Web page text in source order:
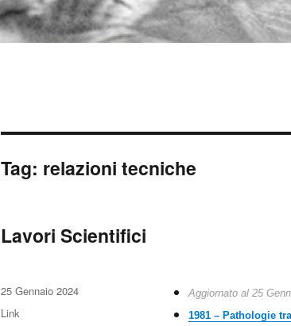
Tag: relazioni tecniche
Lavori Scientifici
Aggiornato al 25
1981 – Pathologie
Pubblicato
il
25 Gennaio 2024
Formato
Link